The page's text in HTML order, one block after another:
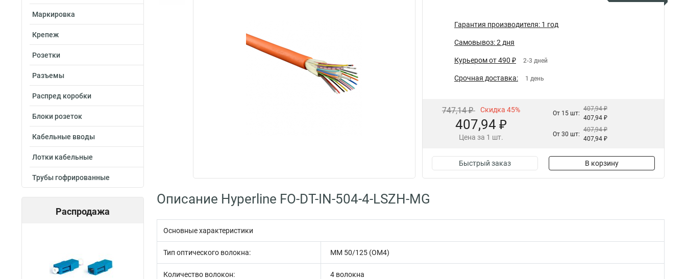
Маркировка
Крепеж
Розетки
Разъемы
Распред коробки
Блоки розеток
Кабельные вводы
Лотки кабельные
Трубы гофрированные
Распродажа
Гарантия производителя: 1 год
Самовывоз: 2 дня
Курьером от 490 ₽ 2-3 дней
Срочная доставка: 1 день
747,14 ₽ Скидка 45%
407,94 ₽
Цена за 1 шт.
От 15 шт:
407,94 ₽
407,94 ₽
От 30 шт:
407,94 ₽
407,94 ₽
Быстрый заказ В корзину
Описание Hyperline FO-DT-IN-504-4-LSZH-MG
Основные характеристики
Тип оптического волокна: MM 50/125 (OM4)
Количество волокон: 4 волокна